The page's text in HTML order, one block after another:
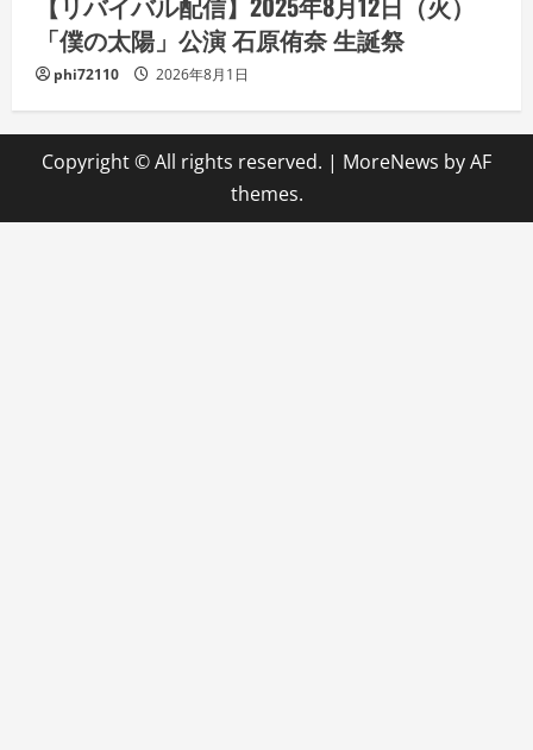
「僕の太陽」公演 石原侑奈 生誕祭
phi72110 2026年8月1日
Copyright © All rights reserved. | MoreNews by AF
themes.